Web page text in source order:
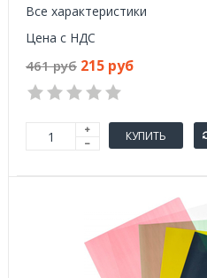
Все характеристики
Цена с НДС
461 руб 215 руб
КУПИТЬ